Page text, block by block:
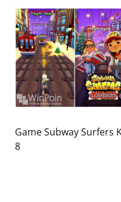
Game Subway Surfers
8